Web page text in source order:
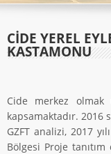
CİDE YEREL
KASTAMONU
Cide merkez olmak
kapsamaktadır. 2016
GZFT analizi, 2017
Bölgesi Proje